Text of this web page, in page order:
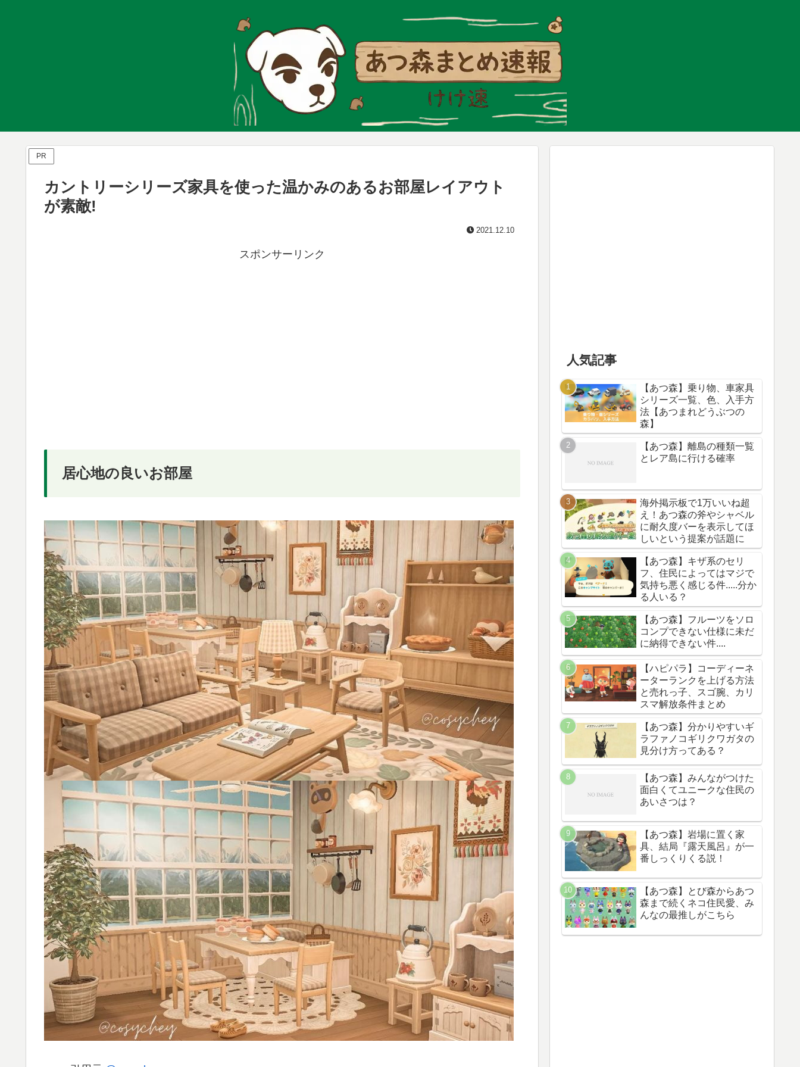
PR
カントリーシリーズ家具を使った温かみのあるお部屋レイアウト
が素敵!
2021.12.10
スポンサーリンク
居心地の良いお部屋
人気記事
【あつ森】乗り物、車家具
シリーズ一覧、色、入手方
法【あつまれどうぶつの
森】
【あつ森】離島の種類一覧
とレア島に行ける確率
海外掲示板で1万いいね超
え！あつ森の斧やシャベル
に耐久度バーを表示してほ
しいという提案が話題に
【あつ森】キザ系のセリ
フ、住民によってはマジで
気持ち悪く感じる件.....分か
る人いる？
【あつ森】フルーツをソロ
コンプできない仕様に未だ
に納得できない件....
【ハピパラ】コーディーネ
ーターランクを上げる方法
と売れっ子、スゴ腕、カリ
スマ解放条件まとめ
【あつ森】分かりやすいギ
ラファノコギリクワガタの
見分け方ってある？
【あつ森】みんながつけた
面白くてユニークな住民の
あいさつは？
【あつ森】岩場に置く家
具、結局『露天風呂』が一
番しっくりくる説！
【あつ森】とび森からあつ
森まで続くネコ住民愛、み
んなの最推しがこちら